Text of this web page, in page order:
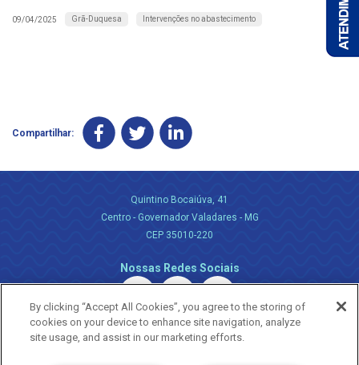
09/04/2025 Grã-Duquesa Intervenções no abastecimento
Compartilhar:
Quintino Bocaiúva, 41
Centro - Governador Valadares - MG
CEP 35010-220
Nossas Redes Sociais
By clicking “Accept All Cookies”, you agree to the storing of
cookies on your device to enhance site navigation, analyze
site usage, and assist in our marketing efforts.